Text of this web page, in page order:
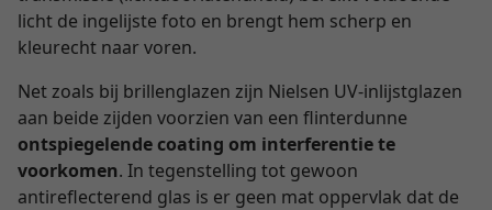
licht de ingelijste foto en brengt hem scherp en
kleurecht naar voren.
Net zoals bij brillenglazen zijn Nielsen UV-inlijstglazen
aan beide zijden voorzien van een flinterdunne
ontspiegelende coating om interferentie te
voorkomen. In tegenstelling tot gewoon
antireflecterend glas is er geen mat oppervlak dat de